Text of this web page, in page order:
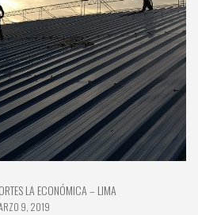
LA ECONÓMICA – LIMA
9, 2019